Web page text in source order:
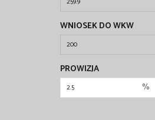
WNIOSEK DO WKW
PROWIZJA
%